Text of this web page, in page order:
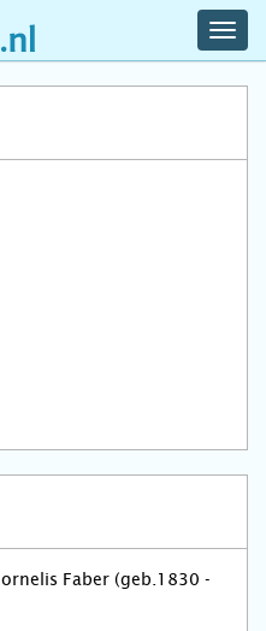
Faber (geb.1830 -